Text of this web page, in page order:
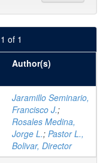
of 1
Author(s)
Jaramillo Seminario,
Francisco J.;
Rosales Medina,
Jorge L.; Pastor L.,
Bolivar, Director